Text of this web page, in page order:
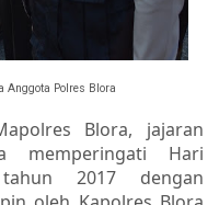
Anggota Polres Blora
Blora, jajaran
memperingati Hari
2017 dengan